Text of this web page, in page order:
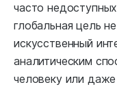
часто
глобальная цель
искусственный
аналитическим
человеку или